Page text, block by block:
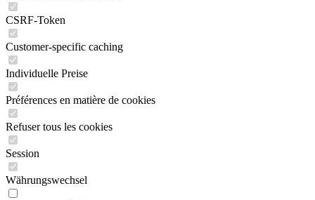
CSRF-Token
Customer-specific caching
Individuelle Preise
Préférences en matière de cookies
Refuser tous les cookies
Session
Währungswechsel